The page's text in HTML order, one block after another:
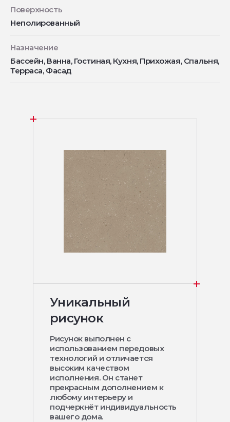
Поверхность
Неполированный
Назначение
Бассейн, Ванна, Гостиная, Кухня, Прихожая, Спальня,
Терраса, Фасад
Уникальный
рисунок
Рисунок выполнен с
использованием передовых
технологий и отличается
высоким качеством
исполнения. Он станет
прекрасным дополнением к
любому интерьеру и
подчеркнёт индивидуальность
вашего дома.